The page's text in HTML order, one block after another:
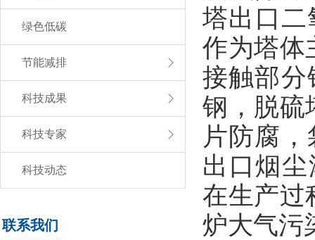
绿色低碳
节能减排
科技成果
科技专家
科技动态
联系我们
塔出口二
作为塔体
接触部分
钢，脱硫
片防腐
出口烟尘
在生产过
炉大气污